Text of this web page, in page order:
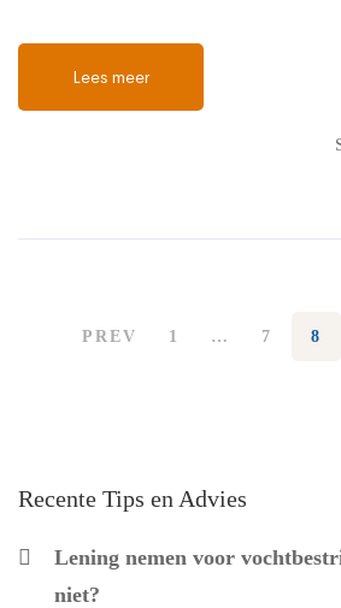
Lees meer
PREV 1 … 7 8
Recente Tips en Advies
Lening nemen voor
niet?